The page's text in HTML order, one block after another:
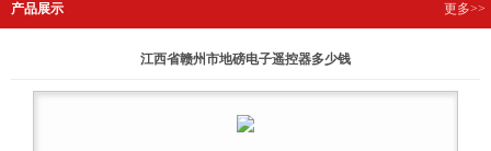
产品展示 更多>>
江西省赣州市地磅电子遥控器多少钱